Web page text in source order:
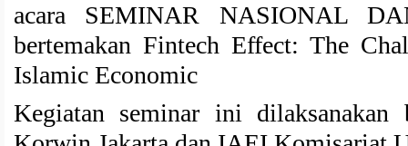
acara SEMINAR NASIONAL
bertemakan Fintech Effect: The
Islamic Economic
Kegiatan seminar ini dilaksanakan